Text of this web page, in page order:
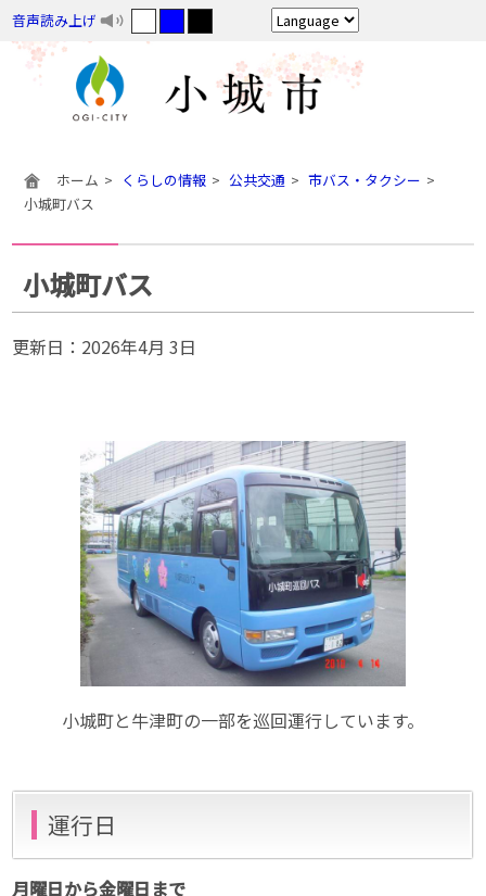
音声読み上げ
ホーム くらしの情報 公共交通
市バス・タクシー
小城町バス
小城町バス
更新日： 2026年4月 3日
小城町と牛津町の一部を巡回運行しています。
運行日
月曜日から金曜日まで